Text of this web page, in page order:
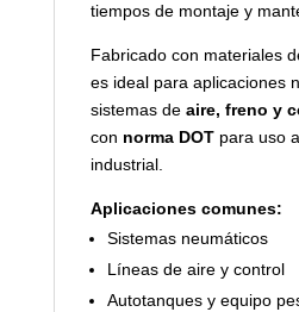
tiempos de montaje y
Fabricado con materiales
es ideal para aplicaciones
sistemas de aire, freno y
con norma DOTpara uso
industrial.
Aplicaciones comunes:
Sistemas neumáticos
Líneas de aire y control
Autotanques y equipo